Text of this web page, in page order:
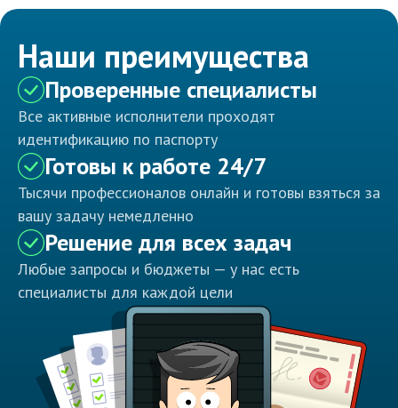
Наши преимущества
Проверенные специалисты
Все активные исполнители проходят
идентификацию по паспорту
Готовы к работе 24/7
Тысячи профессионалов онлайн и готовы взяться за
вашу задачу немедленно
Решение для всех задач
Любые запросы и бюджеты — у нас есть
специалисты для каждой цели